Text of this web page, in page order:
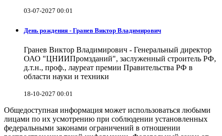
03-07-2027 00:01
День рождения - Гранев Виктор Владимирович
Гранев Виктор Владимирович - Генеральный директор
ОАО "ЦНИИПромзданий", заслуженный строитель РФ,
д.т.н., проф., лауреат премии Правительства РФ в
области науки и техники
18-10-2027 00:01
Общедоступная информация может использоваться любыми
лицами по их усмотрению при соблюдении установленных
федеральными законами ограничений в отношении